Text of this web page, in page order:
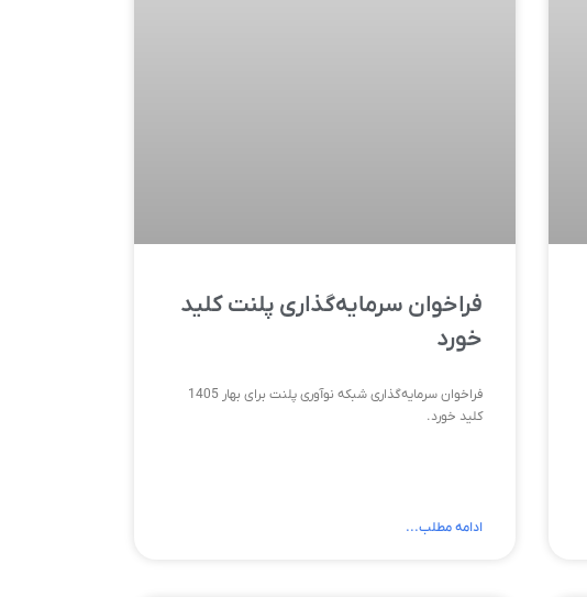
فراخوان سرمایه‌گذاری پلنت کلید
خورد
فراخوان سرمایه‌گذاری شبکه نوآوری پلنت برای بهار 1405
کلید خورد.
ادامه مطلب...